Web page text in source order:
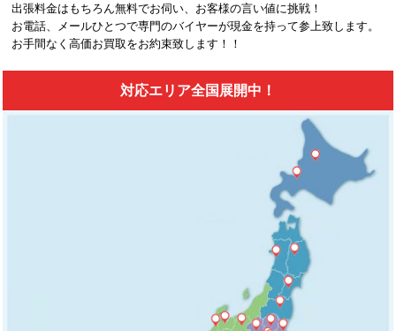
出張料金はもちろん無料でお伺い、お客様の言い値に挑戦！
お電話、メールひとつで専門のバイヤーが現金を持って参上致します。
お手間なく高価お買取をお約束致します！！
対応エリア全国展開中！